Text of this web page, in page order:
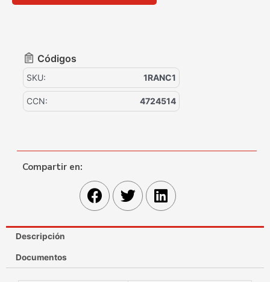
Códigos
SKU: 1RANC1
CCN: 4724514
Compartir en:
Descripción
Documentos